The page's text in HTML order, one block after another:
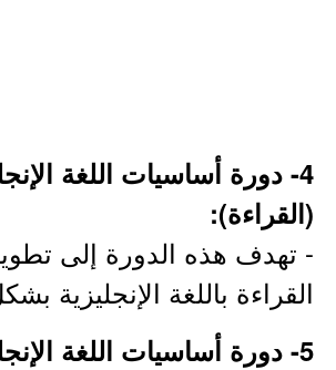
4- دورة أساسيات اللغة
(القراءة):
- تهدف هذه الدورة إلى
القراءة باللغة الإنجليزية
5- دورة أساسيات اللغة